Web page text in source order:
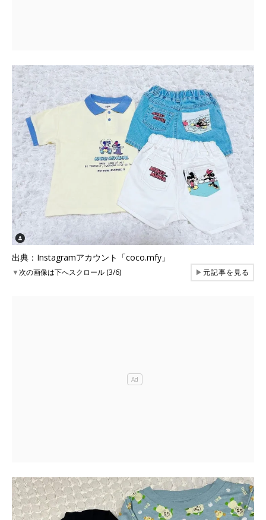
出典：Instagramアカウント「coco.mfy」
▼次の画像は下へスクロール (3/6) ▶元記事を見る